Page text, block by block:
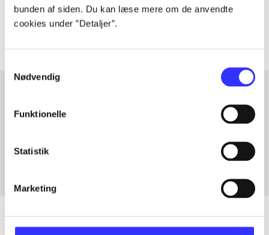
bunden af siden. Du kan læse mere om de anvendte
cookies under ”Detaljer”.
Nødvendig
Funktionelle
Statistik
Marketing
Artiklerne i handler ofte om
Artikler med samme emner